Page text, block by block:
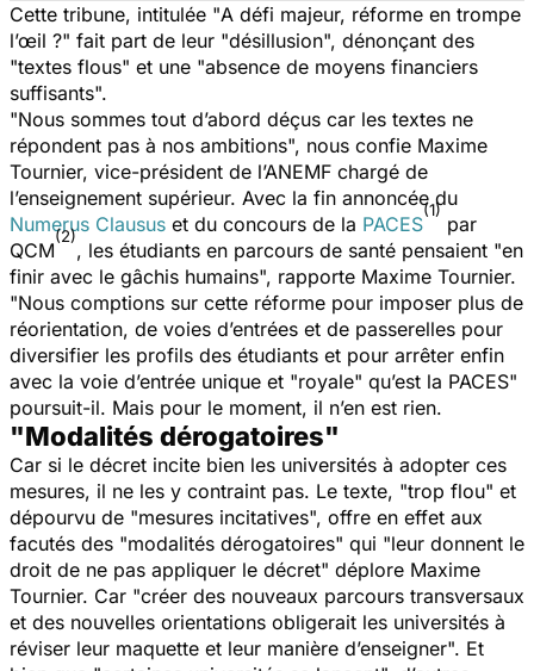
Cette tribune, intitulée "A défi majeur, réforme en trompe
l’œil ?" fait part de leur "désillusion", dénonçant des
"textes flous" et une "absence de moyens financiers
suffisants".
"Nous sommes tout d’abord déçus car les textes ne
répondent pas à nos ambitions", nous confie Maxime
Tournier, vice-président de l’ANEMF chargé de
l’enseignement supérieur. Avec la fin annoncée du
Numerus Clausus et du concours de la PACES
(1)
par
QCM
(2)
, les étudiants en parcours de santé pensaient "en
finir avec le gâchis humains", rapporte Maxime Tournier.
"Nous comptions sur cette réforme pour imposer plus de
réorientation, de voies d’entrées et de passerelles pour
diversifier les profils des étudiants et pour arrêter enfin
avec la voie d’entrée unique et "royale" qu’est la PACES"
poursuit-il. Mais pour le moment, il n’en est rien.
"Modalités dérogatoires"
Car si le décret incite bien les universités à adopter ces
mesures, il ne les y contraint pas. Le texte, "trop flou" et
dépourvu de "mesures incitatives", offre en effet aux
facutés des "modalités dérogatoires" qui "leur donnent le
droit de ne pas appliquer le décret" déplore Maxime
Tournier. Car "créer des nouveaux parcours transversaux
et des nouvelles orientations obligerait les universités à
réviser leur maquette et leur manière d’enseigner". Et